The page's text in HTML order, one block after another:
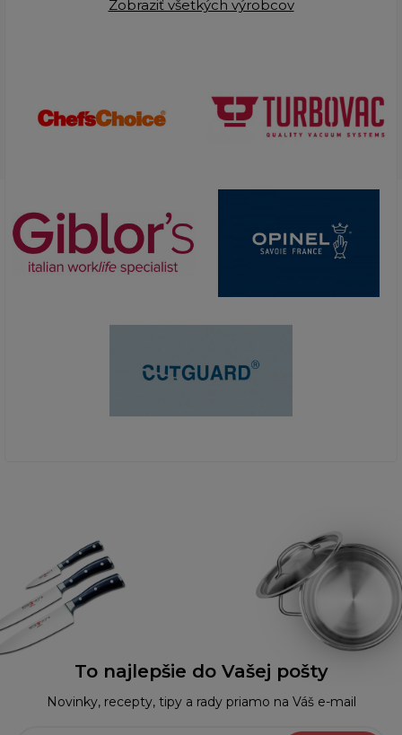
Zobraziť všetkých výrobcov
To najlepšie do Vašej pošty
Novinky, recepty, tipy a rady priamo na Váš e-mail